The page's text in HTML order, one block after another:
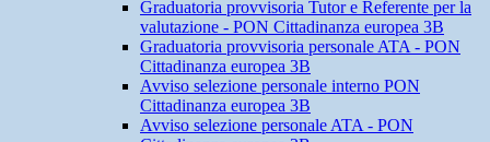
Graduatoria provvisoria Tutor e Referente per la
valutazione - PON Cittadinanza europea 3B
Graduatoria provvisoria personale ATA - PON
Cittadinanza europea 3B
Avviso selezione personale interno PON
Cittadinanza europea 3B
Avviso selezione personale ATA - PON